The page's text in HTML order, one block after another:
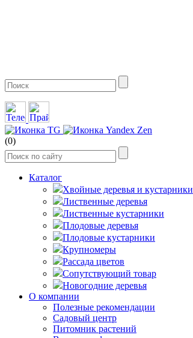
(0)
Каталог
Хвойные деревья и кустарники
Лиственные деревья
Лиственные кустарники
Плодовые деревья
Плодовые кустарники
Крупномеры
Рассада цветов
Сопутствующий товар
Новогодние деревья
О компании
Полезные рекомендации
Садовый центр
Питомник растений